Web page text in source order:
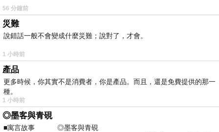
56 分鐘前
災難
說錯話一般不會變成什麼災難；說對了，才會。
1 小時前
產品
更多時候，你其實不是消費者，你是產品。而且，還是免費提供的那一
種。
1 小時前
◎墨客與青硯
■寓言故事 ◎墨客與青硯